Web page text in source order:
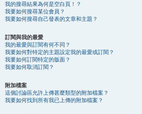
我的搜尋結果為何是空白頁！？
我要如何搜尋某位會員？
我要如何搜尋自己發表的文章和主題？
訂閱與我的最愛
我的最愛與訂閱有何不同？
我要如何對特定的主題設定我的最愛或訂閱？
我要如何訂閱特定的版面？
我要如何取消訂閱？
附加檔案
這個討論區允許上傳甚麼類型的附加檔案？
我要如何找到所有我已上傳的附加檔案？